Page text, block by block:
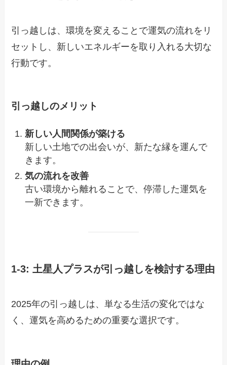
引っ越しは、環境を変えることで運気の流れをリ
セットし、新しいエネルギーを取り入れる大切な
行動です。
引っ越しのメリット
新しい人間関係が築ける
新しい土地での出会いが、新たな縁を運んで
きます。
気の流れを改善
古い環境から離れることで、停滞した運気を
一新できます。
1-3: 土星人プラスが引っ越しを検討する理由
2025年の引っ越しは、単なる生活の変化ではな
く、運気を高めるための重要な選択です。